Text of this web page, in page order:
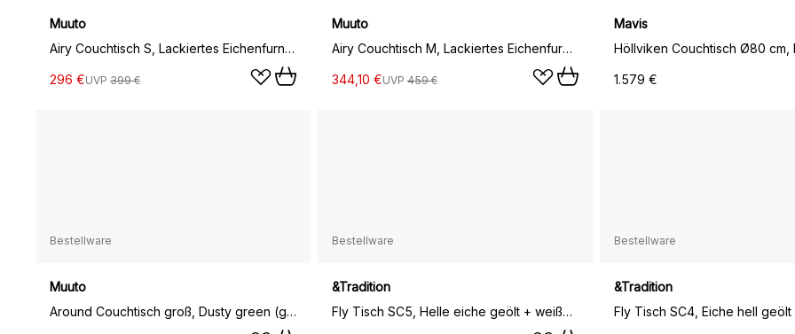
Muuto
Airy Couchtisch S, Lackiertes Eichenfurnier-off white
296 €UVP 399 €
Muuto
Airy Couchtisch M, Lackiertes Eichenfurnier-off white
344,10 €UVP 459 €
Mavis
1.579 €
Bestellware
Muuto
Around Couchtisch groß, Dusty green (grün)
Bestellware
&Tradition
Fly Tisch SC5, Helle eiche geölt + weißer marmor
Bestellware
&Tradition